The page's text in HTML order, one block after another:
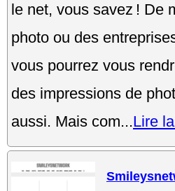
le net, vous savez ! De
photo ou des
vous pourrez vous
des impressions de
aussi. Mais com...Lire